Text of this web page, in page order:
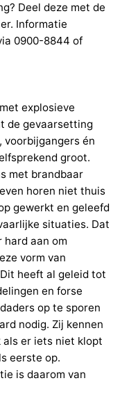
Deel deze met de
Informatie
0900-8844 of
explosieve
de gevaarsetting
voorbijgangers én
groot.
met brandbaar
horen niet thuis
gewerkt en geleefd
situaties. Dat
aan om
vorm van
heeft al geleid tot
en forse
op te sporen
nodig. Zij kennen
er iets niet klopt
eerste op.
is daarom van